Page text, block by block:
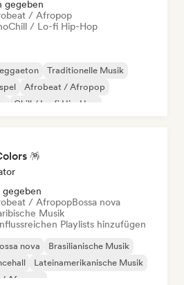
gegeben
/ Afropop
Chill / Lo-fi Hip-Hop
Traditionelle Musik
Afrobeat / Afropop
Chill / Lo-fi Hip-Hop
🪅
/ AfropopBossa nova
Musik
Playlists hinzufügen
nova
Brasilianische Musik
Lateinamerikanische Musik
Afropop